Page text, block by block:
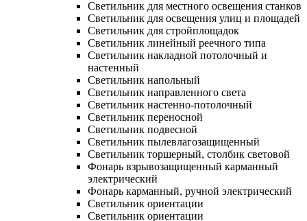
Светильник для местного освещения станков
Светильник для освещения улиц и площадей
Светильник для стройплощадок
Светильник линейный реечного типа
Светильник накладной потолочный и
настенный
Светильник напольный
Светильник направленного света
Светильник настенно-потолочный
Светильник переносной
Светильник подвесной
Светильник пылевлагозащищенный
Светильник торшерный, столбик световой
Фонарь взрывозащищенный карманный
электрический
Фонарь карманный, ручной электрический
Светильник ориентации
Светильник ориентации